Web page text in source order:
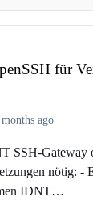
für
ago
SSH-Gateway
nötig:
IDNT…